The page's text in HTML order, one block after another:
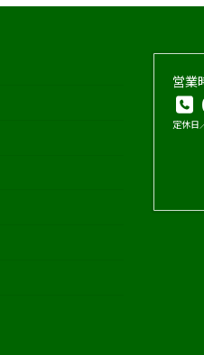
営業
定休日